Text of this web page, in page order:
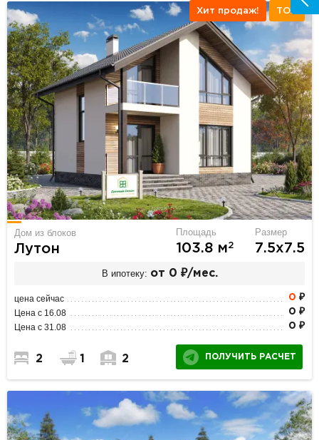
Хит продаж! ТОП
Дом из блоков
Лутон
Площадь
103.8 м2
Размер
7.5х7.5
В ипотеку: от 0 ₽/мес.
цена сейчас 0 ₽
Цена с 16.08 0 ₽
Цена с 31.08 0 ₽
2 1 2 ПОЛУЧИТЬ РАСЧЕТ